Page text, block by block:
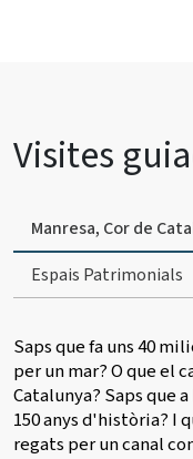
Visites
Manresa, Cor de
Espais Patrimonials
Saps que fa uns 40
per un mar? O que el
Catalunya? Saps que
150 anys d'història? I
regats per un canal